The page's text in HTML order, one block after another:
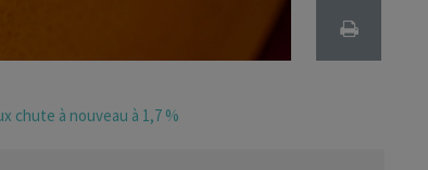
chute à nouveau à 1,7 %